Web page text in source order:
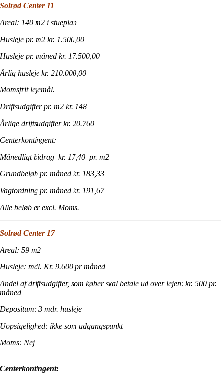
Solrød Center 11
Areal: 140 m2 i stueplan
Husleje pr. m2 kr. 1.500,00
Husleje pr. måned kr. 17.500,00
Årlig husleje kr. 210.000,00
Momsfrit lejemål.
Driftsudgifter pr. m2 kr. 148
Årlige driftsudgifter kr. 20.760
Centerkontingent:
Månedligt bidrag kr. 17,40 pr. m2
Grundbeløb pr. måned kr. 183,33
Vagtordning pr. måned kr. 191,67
Alle beløb er excl. Moms.
Solrød Center 17
Areal: 59 m2
Husleje: mdl. Kr. 9.600 pr måned
Andel af driftsudgifter, som køber skal betale ud over lejen: kr. 500 pr.
måned
Depositum: 3 mdr. husleje
Uopsigelighed: ikke som udgangspunkt
Moms: Nej
Centerkontingent: